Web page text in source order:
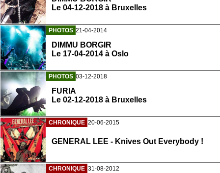
Le 04-12-2018 à Bruxelles
PHOTOS 21-04-2014
DIMMU BORGIR
Le 17-04-2014 à Oslo
PHOTOS 03-12-2018
FURIA
Le 02-12-2018 à Bruxelles
CHRONIQUE 20-06-2015
GENERAL LEE - Knives Out Everybody !
CHRONIQUE 31-08-2012